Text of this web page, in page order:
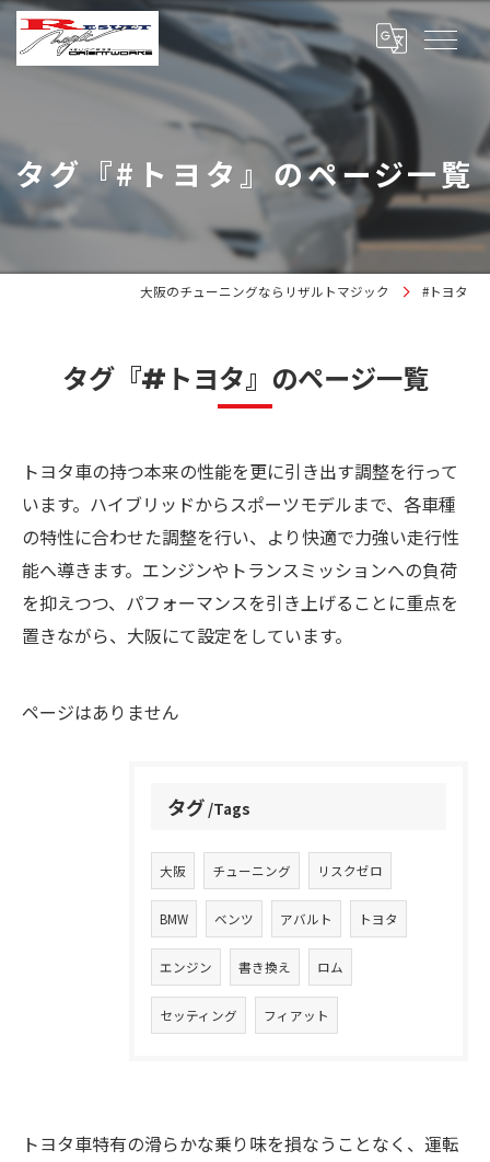
タグ『#トヨタ』のページ一覧
大阪のチューニングならリザルトマジック #トヨタ
タグ『#トヨタ』のページ一覧
トヨタ車の持つ本来の性能を更に引き出す調整を行って
います。ハイブリッドからスポーツモデルまで、各車種
の特性に合わせた調整を行い、より快適で力強い走行性
能へ導きます。エンジンやトランスミッションへの負荷
を抑えつつ、パフォーマンスを引き上げることに重点を
置きながら、大阪にて設定をしています。
ページはありません
タグ Tags
大阪 チューニング リスクゼロ
BMW ベンツ アバルト トヨタ
エンジン 書き換え ロム
セッティング フィアット
トヨタ車特有の滑らかな乗り味を損なうことなく、運転